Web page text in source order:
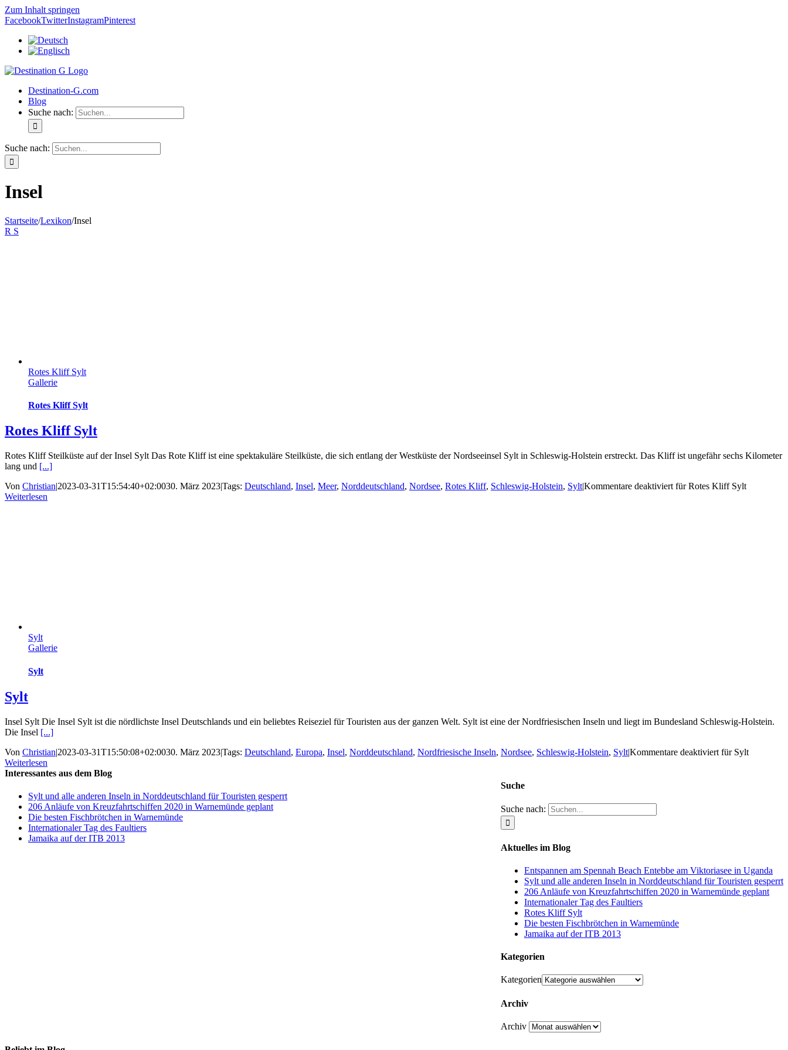
Zum Inhalt springen
FacebookTwitterInstagramPinterest
Destination-G.com
Blog
Suche nach:
Suche nach:
Insel
Startseite/Lexikon/Insel
R S
Rotes Kliff Sylt
Gallerie
Rotes Kliff Sylt
Rotes Kliff Sylt
Rotes Kliff Steilküste auf der Insel Sylt Das Rote Kliff ist eine spektakuläre Steilküste, die sich entlang der Westküste der Nordseeinsel Sylt in Schleswig-Holstein erstreckt. Das Kliff ist ungefähr sechs Kilometer
lang und [...]
Von Christian|2023-03-31T15:54:40+02:0030. März 2023|Tags: Deutschland, Insel, Meer, Norddeutschland, Nordsee, Rotes Kliff, Schleswig-Holstein, Sylt|Kommentare deaktiviert für Rotes Kliff Sylt
Weiterlesen
Sylt
Gallerie
Sylt
Sylt
Insel Sylt Die Insel Sylt ist die nördlichste Insel Deutschlands und ein beliebtes Reiseziel für Touristen aus der ganzen Welt. Sylt ist eine der Nordfriesischen Inseln und liegt im Bundesland Schleswig-Holstein.
Die Insel [...]
Von Christian|2023-03-31T15:50:08+02:0030. März 2023|Tags: Deutschland, Europa, Insel, Norddeutschland, Nordfriesische Inseln, Nordsee, Schleswig-Holstein, Sylt|Kommentare deaktiviert für Sylt
Weiterlesen
Suche
Suche nach:
Aktuelles im Blog
Entspannen am Spennah Beach Entebbe am Viktoriasee in Uganda
Sylt und alle anderen Inseln in Norddeutschland für Touristen gesperrt
206 Anläufe von Kreuzfahrtschiffen 2020 in Warnemünde geplant
Internationaler Tag des Faultiers
Rotes Kliff Sylt
Die besten Fischbrötchen in Warnemünde
Jamaika auf der ITB 2013
Kategorien
Kategorien
Archiv
Archiv
Interessantes aus dem Blog
Sylt und alle anderen Inseln in Norddeutschland für Touristen gesperrt
206 Anläufe von Kreuzfahrtschiffen 2020 in Warnemünde geplant
Die besten Fischbrötchen in Warnemünde
Internationaler Tag des Faultiers
Jamaika auf der ITB 2013